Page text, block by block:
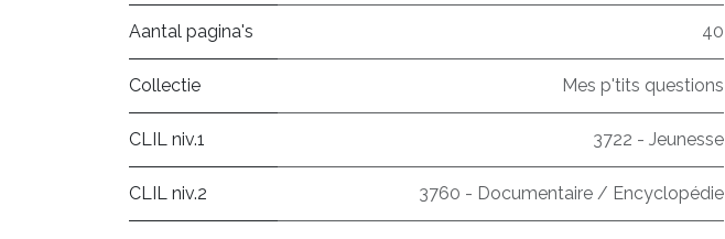
Aantal pagina's 40
Collectie Mes p'tits questions
CLIL niv.1 3722 - Jeunesse
CLIL niv.2 3760 - Documentaire / Encyclopédie